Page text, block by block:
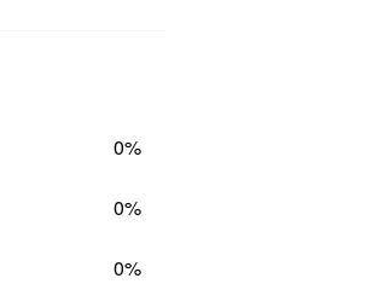
0%
0%
0%